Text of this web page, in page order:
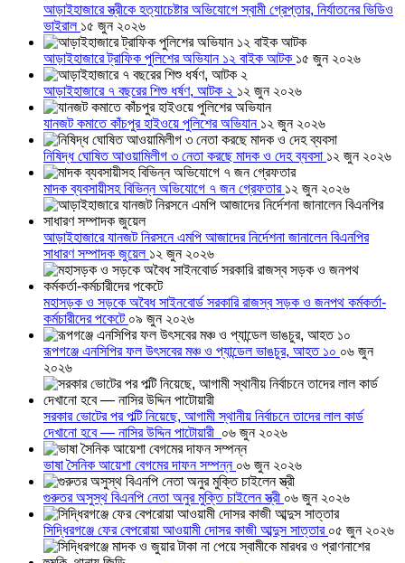
আড়াইহাজারে স্ত্রীকে হত্যাচেষ্টার অভিযোগে স্বামী গ্রেপ্তার, নির্যাতনের ভিডিও
ভাইরাল ১৫ জুন ২০২৬
আড়াইহাজারে ট্রাফিক পুলিশের অভিযান ১২ বাইক আটক ১৫ জুন ২০২৬
আড়াইহাজারে ৭ বছরের শিশু ধর্ষণ, আটক ২ ১২ জুন ২০২৬
যানজট কমাতে কাঁচপুর হাইওয়ে পুলিশের অভিযান ১২ জুন ২০২৬
নিষিদ্ধ ঘোষিত আওয়ামিলীগ ৩ নেতা করছে মাদক ও দেহ ব্যবসা ১২ জুন ২০২৬
মাদক ব্যবসায়ীসহ বিভিন্ন অভিযোগে ৭ জন গ্রেফতার ১২ জুন ২০২৬
আড়াইহাজারে যানজট নিরসনে এমপি আজাদের নির্দেশনা জানালেন বিএনপির
সাধারণ সম্পাদক জুয়েল ১২ জুন ২০২৬
মহাসড়ক ও সড়কে অবৈধ সাইনবোর্ড সরকারি রাজস্ব সড়ক ও জনপথ কর্মকর্তা-
কর্মচারীদের পকেটে ০৯ জুন ২০২৬
রূপগঞ্জে এনসিপির ফল উৎসবের মঞ্চ ও প্যান্ডেল ভাঙচুর, আহত ১০ ০৬ জুন
২০২৬
সরকার ভোটের পর পল্টি নিয়েছে, আগামী স্থানীয় নির্বাচনে তাদের লাল কার্ড
দেখানো হবে — নাসির উদ্দিন পাটোয়ারী ০৬ জুন ২০২৬
ভাষা সৈনিক আয়েশা বেগমের দাফন সম্পন্ন ০৬ জুন ২০২৬
গুরুতর অসুস্থ বিএনপি নেতা অনুর মুক্তি চাইলেন স্ত্রী ০৬ জুন ২০২৬
সিদ্ধিরগঞ্জে ফের বেপরোয়া আওয়ামী দোসর কাজী আব্দুস সাত্তার ০৫ জুন ২০২৬